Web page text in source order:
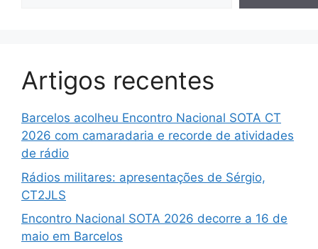
Artigos recentes
Barcelos acolheu Encontro Nacional SOTA CT
2026 com camaradaria e recorde de atividades
de rádio
Rádios militares: apresentações de Sérgio,
CT2JLS
Encontro Nacional SOTA 2026 decorre a 16 de
maio em Barcelos